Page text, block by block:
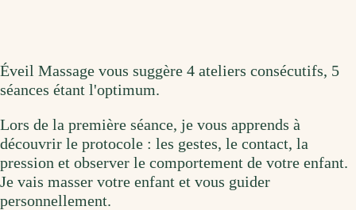
Éveil Massage vous suggère 4 ateliers consécutifs, 5
séances étant l'optimum.
Lors de la première séance, je vous apprends à
découvrir le protocole : les gestes, le contact, la
pression et observer le comportement de votre enfant.
Je vais masser votre enfant et vous guider
personnellement.